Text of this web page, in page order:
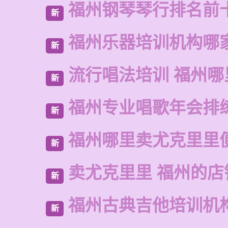
新 福州钢琴琴行排名前
新 福州乐器培训机构哪
新 流行唱法培训 福州
新 福州专业唱歌年会排
新 福州哪里卖尤克里里
新 卖尤克里里 福州的
新 福州古典吉他培训机